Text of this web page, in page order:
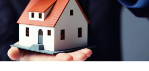
exact ceea ce îți dorești.
adaptat
tale
și să ceri acoperirea integrală a
le-ai suportat din vina altuia.
experților în